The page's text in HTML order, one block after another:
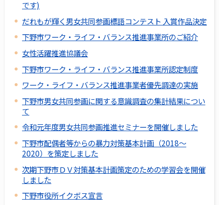
です)
だれもが輝く男女共同参画標語コンテスト 入賞作品決定
下野市ワーク・ライフ・バランス推進事業所のご紹介
女性活躍推進協議会
下野市ワーク・ライフ・バランス推進事業所認定制度
ワーク・ライフ・バランス推進事業者優先調達の実施
下野市男女共同参画に関する意識調査の集計結果につい
て
令和元年度男女共同参画推進セミナーを開催しました
下野市配偶者等からの暴力対策基本計画（2018～
2020）を策定しました
次期下野市ＤＶ対策基本計画策定のための学習会を開催
しました
下野市役所イクボス宣言